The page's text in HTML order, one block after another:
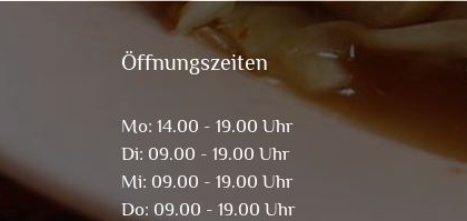
Öffnungszeiten
Mo: 14.00 - 19.00 Uhr
Di: 09.00 - 19.00 Uhr
Mi: 09.00 - 19.00 Uhr
Do: 09.00 - 19.00 Uhr